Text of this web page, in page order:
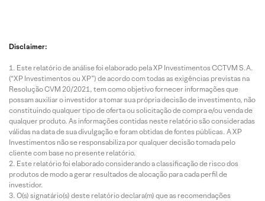
Disclaimer:
Este relatório de análise foi elaborado pela XP Investimentos CCTVM S.A.
(“XP Investimentos ou XP”) de acordo com todas as exigências previstas na
Resolução CVM 20/2021, tem como objetivo fornecer informações que
possam auxiliar o investidor a tomar sua própria decisão de investimento, não
constituindo qualquer tipo de oferta ou solicitação de compra e/ou venda de
qualquer produto. As informações contidas neste relatório são consideradas
válidas na data de sua divulgação e foram obtidas de fontes públicas. A XP
Investimentos não se responsabiliza por qualquer decisão tomada pelo
cliente com base no presente relatório.
Este relatório foi elaborado considerando a classificação de risco dos
produtos de modo a gerar resultados de alocação para cada perfil de
investidor.
O(s) signatário(s) deste relatório declara(m) que as recomendações